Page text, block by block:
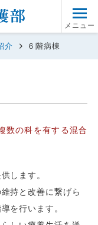
介 ６階病棟
数の科を有する混合
します。
持と改善に繋げら
を行います。